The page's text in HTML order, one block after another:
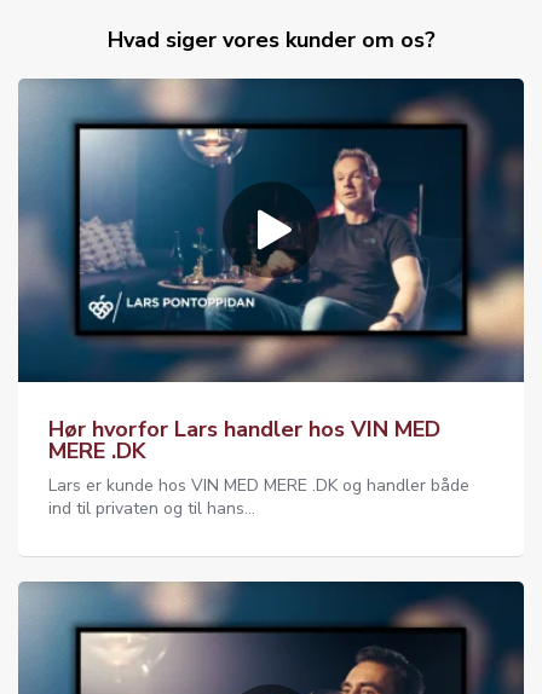
Hvad siger vores kunder om os?
Hør hvorfor Lars handler hos VIN MED
MERE .DK
Lars er kunde hos VIN MED MERE .DK og handler både
ind til privaten og til hans...